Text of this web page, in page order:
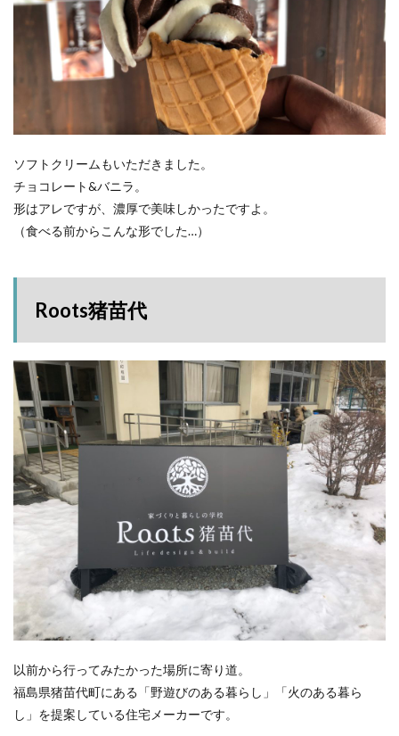
ソフトクリームもいただきました。
チョコレート&バニラ。
形はアレですが、濃厚で美味しかったですよ。
（食べる前からこんな形でした…）
Roots猪苗代
以前から行ってみたかった場所に寄り道。
福島県猪苗代町にある「野遊びのある暮らし」「火のある暮ら
し」を提案している住宅メーカーです。